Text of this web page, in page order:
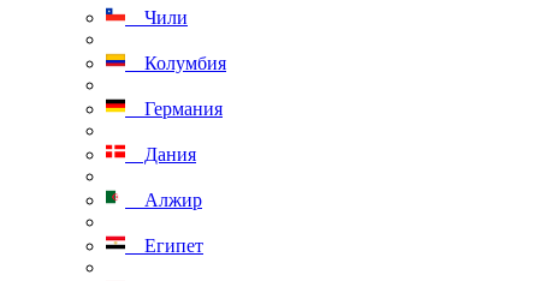
Чили
Колумбия
Германия
Дания
Алжир
Египет